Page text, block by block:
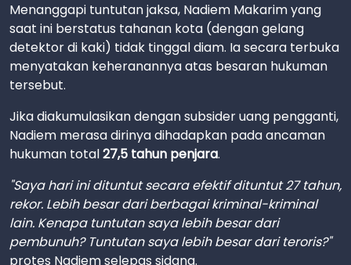
Menanggapi tuntutan jaksa, Nadiem Makarim yang
saat ini berstatus tahanan kota (dengan gelang
detektor di kaki) tidak tinggal diam. Ia secara terbuka
menyatakan keheranannya atas besaran hukuman
tersebut.
Jika diakumulasikan dengan subsider uang pengganti,
Nadiem merasa dirinya dihadapkan pada ancaman
hukuman total27,5 tahun penjara.
"Saya hari ini dituntut secara efektif dituntut 27 tahun,
rekor. Lebih besar dari berbagai kriminal-kriminal
lain. Kenapa tuntutan saya lebih besar dari
pembunuh? Tuntutan saya lebih besar dari teroris?"
protes Nadiem selepas sidang.